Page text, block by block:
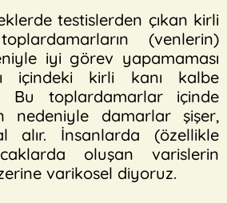
çıkan kirli
(venlerin)
iyi görev yapamaması
içindeki kirli kanı kalbe
Bu toplardamarlar içinde
nedeniyle damarlar şişer,
alır. İnsanlarda (özellikle
oluşan varislerin
varikosel diyoruz.